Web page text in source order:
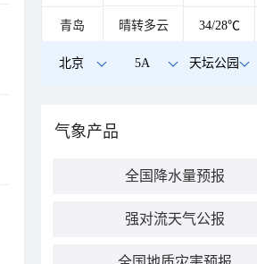
青岛 晴转多云 34/28℃
北京 5A 天坛公园
气象产品
全国降水量预报
强对流天气公报